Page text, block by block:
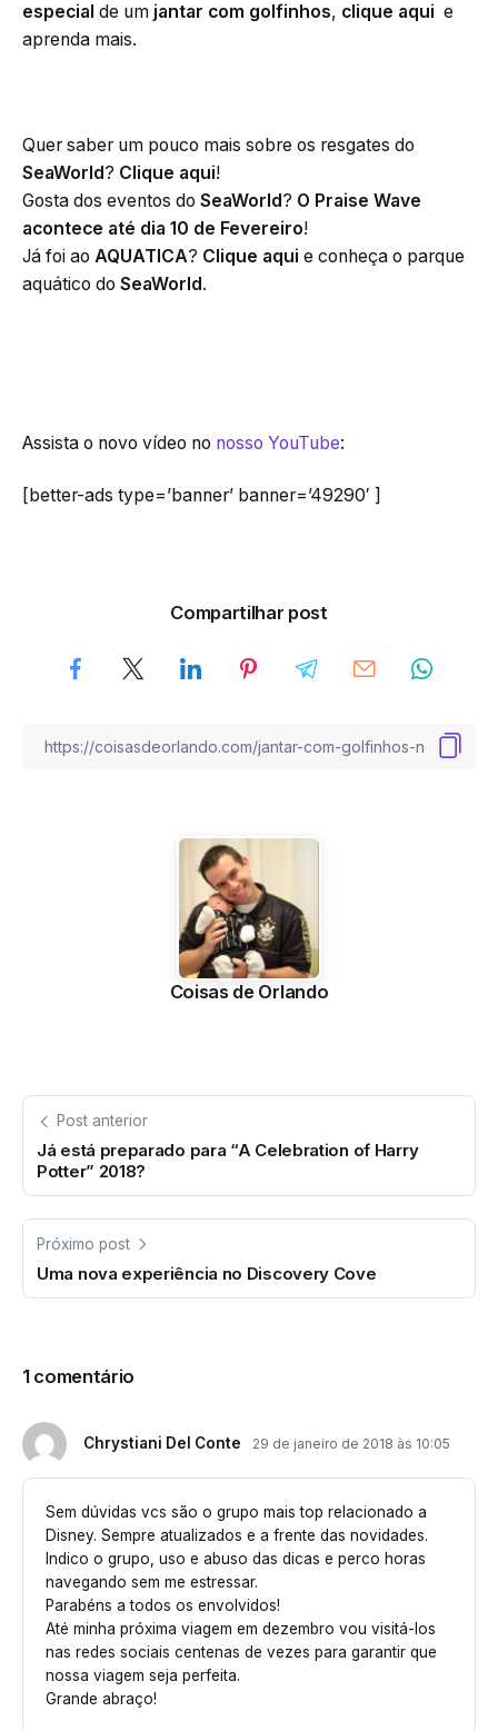
especial de um jantar com golfinhos, clique aqui e
aprenda mais.
Quer saber um pouco mais sobre os resgates do
SeaWorld ? Clique aqui!
Gosta dos eventos do SeaWorld ? O Praise Wave
acontece até dia 10 de Fevereiro!
Já foi ao AQUATICA? Clique aqui e conheça o parque
aquático do SeaWorld .
Assista o novo vídeo no nosso YouTube:
[better-ads type=’banner’ banner=’49290′ ]
Compartilhar post
Coisas de Orlando
Post anterior
Já está preparado para “A Celebration of Harry
Potter” 2018?
Próximo post
Uma nova experiência no Discovery Cove
1 comentário
Chrystiani Del Conte 29 de janeiro de 2018 às 10:05
Sem dúvidas vcs são o grupo mais top relacionado a
Disney. Sempre atualizados e a frente das novidades.
Indico o grupo, uso e abuso das dicas e perco horas
navegando sem me estressar.
Parabéns a todos os envolvidos!
Até minha próxima viagem em dezembro vou visitá-los
nas redes sociais centenas de vezes para garantir que
nossa viagem seja perfeita.
Grande abraço!